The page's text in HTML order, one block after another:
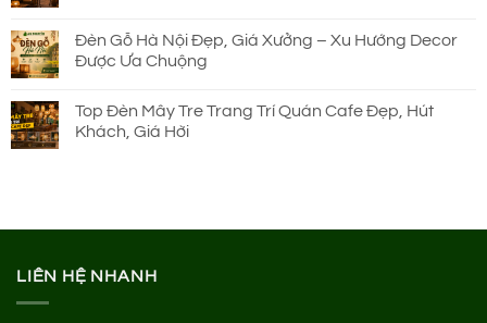
Đèn Gỗ Hà Nội Đẹp, Giá Xưởng – Xu Hướng Decor
Được Ưa Chuộng
Top Đèn Mây Tre Trang Trí Quán Cafe Đẹp, Hút
Khách, Giá Hời
LIÊN HỆ NHANH